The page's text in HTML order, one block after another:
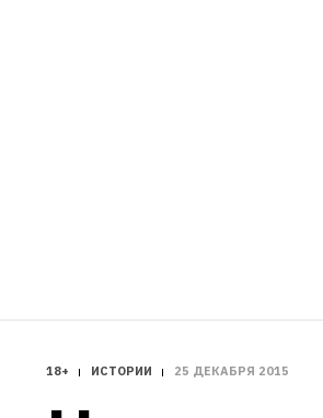
18+ ИСТОРИИ 25 ДЕКАБРЯ 2015